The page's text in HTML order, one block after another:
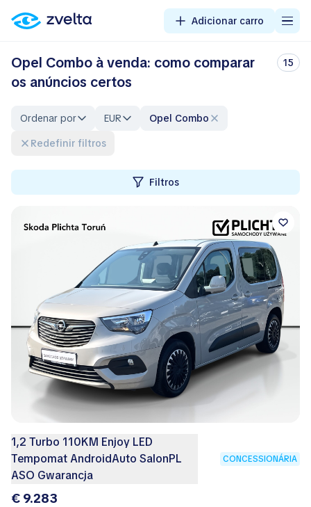
Adicionar carro
Opel Combo à venda: como comparar
os anúncios certos
15
Ordenar por EUR
Opel Combo
Redefinir filtros
Filtros
1,2 Turbo 110KM Enjoy LED
Tempomat AndroidAuto SalonPL
ASO Gwarancja
CONCESSIONÁRIA
€ 9.283